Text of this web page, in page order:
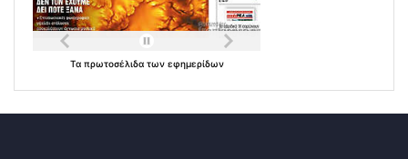
Τα πρωτοσέλιδα των εφημερίδων